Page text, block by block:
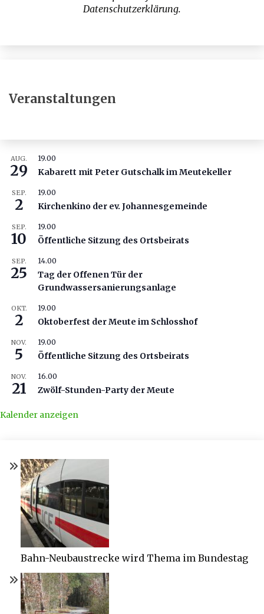
Datenschutzerklärung.
Veranstaltungen
AUG.
29
19.00
Kabarett mit Peter Gutschalk im Meutekeller
SEP.
2
19.00
Kirchenkino der ev. Johannesgemeinde
SEP.
10
19.00
Öffentliche Sitzung des Ortsbeirats
SEP.
25
14.00
Tag der Offenen Tür der
Grundwassersanierungsanlage
OKT.
2
19.00
Oktoberfest der Meute im Schlosshof
NOV.
5
19.00
Öffentliche Sitzung des Ortsbeirats
NOV.
21
16.00
Zwölf-Stunden-Party der Meute
Kalender anzeigen
Bahn-Neubaustrecke wird Thema im Bundestag